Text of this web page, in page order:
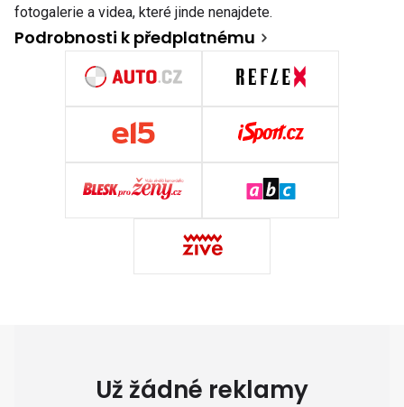
fotogalerie a videa, které jinde nenajdete.
Podrobnosti k předplatnému
Už žádné reklamy